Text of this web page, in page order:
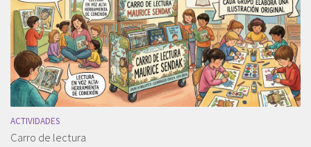
ACTIVIDADES
Carro de lectura